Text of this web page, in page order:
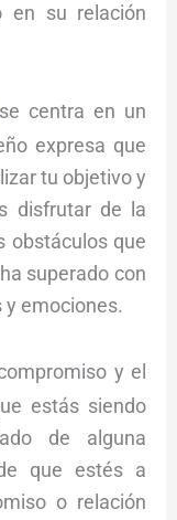
su relación
se centra en un
expresa que
tu objetivo y
disfrutar de la
obstáculos que
superado con
emociones.
y el
estás siendo
de alguna
que estés a
o relación